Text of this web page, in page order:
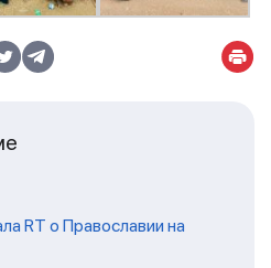
RT о Православии на